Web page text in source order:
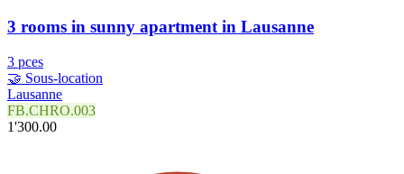
3 rooms in sunny apartment in Lausanne
3 pces
🤝 Sous-location
Lausanne
FB.CHRO.003
1'300.00